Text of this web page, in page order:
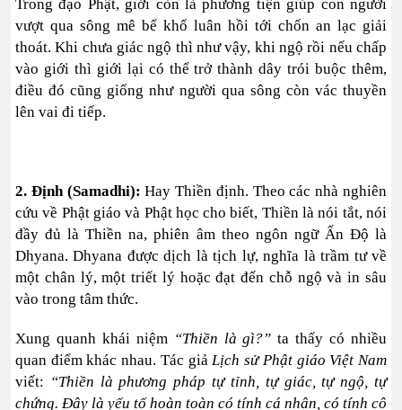
Trong đạo Phật, giới còn là phương tiện giúp con người
vượt qua sông mê bể khổ luân hồi tới chốn an lạc giải
thoát. Khi chưa giác ngộ thì như vậy, khi ngộ rồi nếu chấp
vào giới thì giới lại có thể trở thành dây trói buộc thêm,
điều đó cũng giống như người qua sông còn vác thuyền
lên vai đi tiếp.
2. Định (Samadhi): Hay Thiền định. Theo các nhà nghiên
cứu về Phật giáo và Phật học cho biết, Thiền là nói tắt, nói
đầy đủ là Thiền na, phiên âm theo ngôn ngữ Ấn Độ là
Dhyana. Dhyana được dịch là tịch lự, nghĩa là trầm tư về
một chân lý, một triết lý hoặc đạt đến chỗ ngộ và in sâu
vào trong tâm thức.
Xung quanh khái niệm “Thiền là gì?” ta thấy có nhiều
quan điểm khác nhau. Tác giảLịch sử Phật giáo Việt Nam
viết: “Thiền là phương pháp tự tỉnh, tự giác, tự ngộ, tự
chứng. Đây là yếu tố hoàn toàn có tính cá nhân, có tính cô